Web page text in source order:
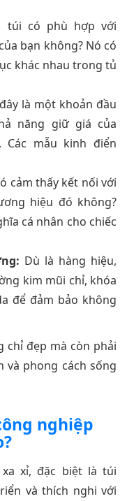
túi có phù hợp với
bạn không? Nó có
khác nhau trong tủ
là một khoản đầu
năng giữ giá của
mẫu kinh điển
cảm thấy kết nối với
hiệu đó không?
cá nhân cho chiếc
Dù là hàng hiệu,
kim mũi chỉ, khóa
để đảm bảo không
chỉ đẹp mà còn phải
và phong cách sống
nghiệp
xỉ, đặc biệt là túi
và thích nghi với